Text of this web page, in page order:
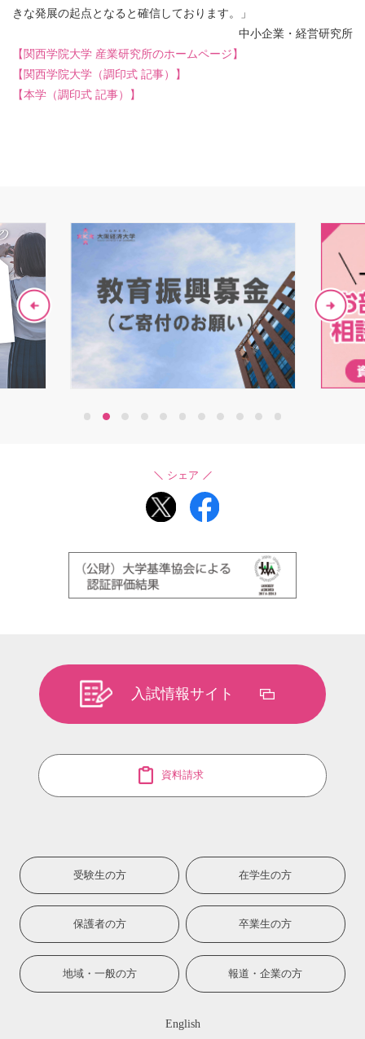
きな発展の起点となると確信しております。」
中小企業・経営研究所
【関西学院大学 産業研究所のホームページ】
【関西学院大学（調印式 記事）】
【本学（調印式 記事）】
2 4 5 7 9
シェア
入試情報サイト
資料請求
受験生の方 在学生の方
保護者の方 卒業生の方
地域・一般の方 報道・企業の方
English